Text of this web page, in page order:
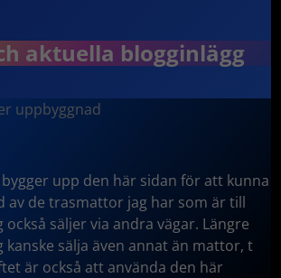
aktuella blogginlägg
uppbyggnad
bygger upp den här sidan för att kunna
av de trasmattor jag har som är till
också säljer via andra vägar. Längre
sälja även annat än mattor, t
är också att använda den här